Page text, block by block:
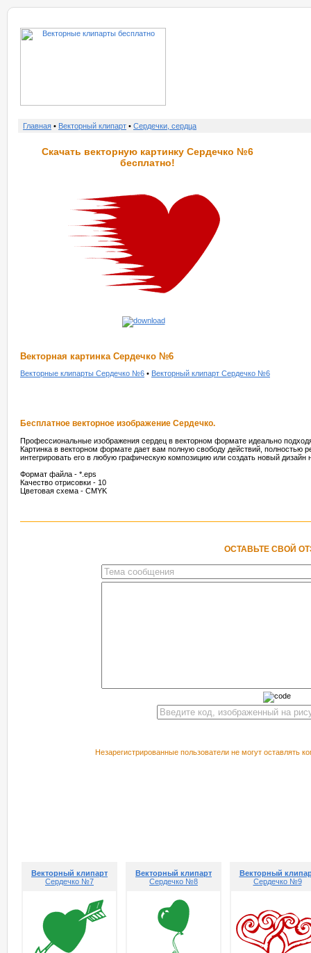
Главная • Векторный клипарт • Сердечки, сердца
Скачать векторную картинку Сердечко №6
бесплатно!
Векторная картинка Сердечко №6
Векторные клипарты Сердечко №6 • Векторный клипарт Сердечко №6
Бесплатное векторное изображение Сердечко.
Профессиональные изображения сердец в векторном формате идеально
Картинка в векторном формате дает вам полную свободу действий, полностью
интегрировать его в любую графическую композицию или создать новый дизайн
Формат файла - *.eps
Качество отрисовки - 10
Цветовая схема - CMYK
ОСТАВЬТЕ СВОЙ
Незарегистрированные пользователи не могут оставлять
Векторный клипарт
Сердечко №7
Векторный клипарт
Сердечко №8
Векторный
Сердечко №9